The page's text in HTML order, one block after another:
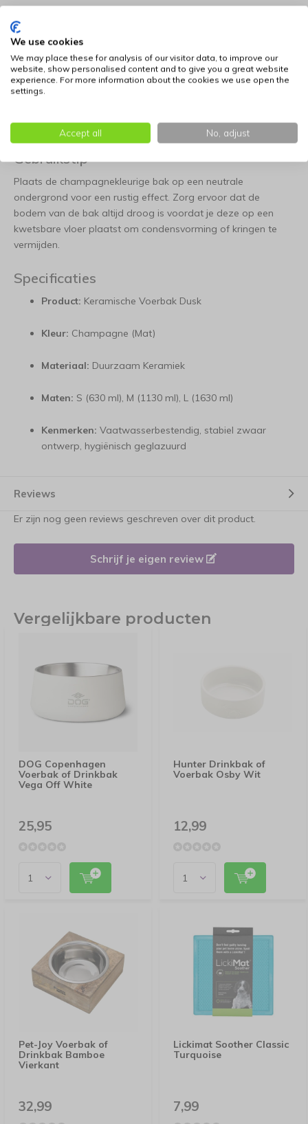
een passend volume is voor zowel water als voeding.
Stapelbaar en Combineerbaar: Het ontwerp leent zich
uitstekend om meerdere bakken naast elkaar te
standaarden voor extra comfort.
Gebruikstip
Plaats de champagnekleurige bak op een neutrale
ondergrond voor een rustig effect. Zorg ervoor dat de
bodem van de bak altijd droog is voordat je deze op een
kwetsbare vloer plaatst om condensvorming of kringen te
vermijden.
Specificaties
Product: Keramische Voerbak Dusk
Kleur: Champagne (Mat)
Materiaal: Duurzaam Keramiek
Maten: S (630 ml), M (1130 ml), L (1630 ml)
Kenmerken: Vaatwasserbestendig, stabiel zwaar
ontwerp, hygiënisch geglazuurd
Reviews
Er zijn nog geen reviews geschreven over dit product.
Schrijf je eigen review
Vergelijkbare producten
DOG Copenhagen
Voerbak of Drinkbak
Vega Off White
25,95
Hunter Drinkbak of
Voerbak Osby Wit
12,99
Pet-Joy Voerbak of
Drinkbak Bamboe
Vierkant
32,99
Lickimat Soother Classic
Turquoise
7,99
We use cookies
We may place these for analysis of our visitor data, to improve our
website, show personalised content and to give you a great website
experience. For more information about the cookies we use open the
settings.
Accept all No, adjust